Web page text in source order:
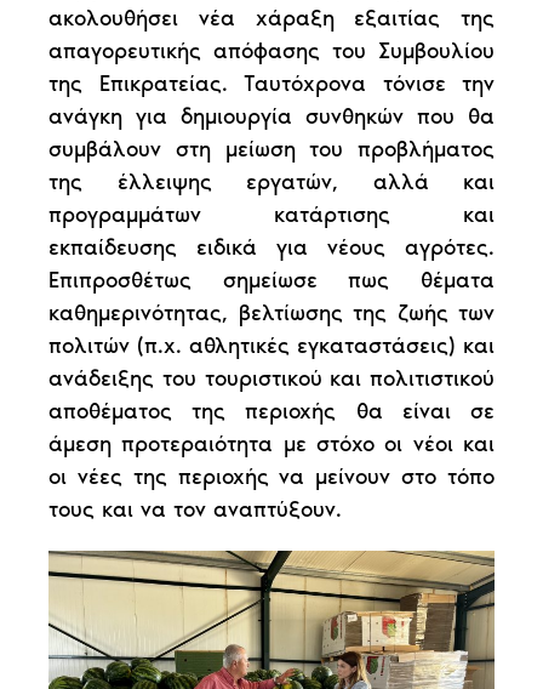
ακολουθήσει νέα χάραξη εξαιτίας της
απαγορευτικής απόφασης του Συμβουλίου
της Επικρατείας. Ταυτόχρονα τόνισε την
ανάγκη για δημιουργία συνθηκών που θα
συμβάλουν στη μείωση του προβλήματος
της έλλειψης εργατών, αλλά και
προγραμμάτων κατάρτισης και
εκπαίδευσης ειδικά για νέους αγρότες.
Επιπροσθέτως σημείωσε πως θέματα
καθημερινότητας, βελτίωσης της ζωής των
πολιτών (π.χ. αθλητικές εγκαταστάσεις) και
ανάδειξης του τουριστικού και πολιτιστικού
αποθέματος της περιοχής θα είναι σε
άμεση προτεραιότητα με στόχο οι νέοι και
οι νέες της περιοχής να μείνουν στο τόπο
τους και να τον αναπτύξουν.